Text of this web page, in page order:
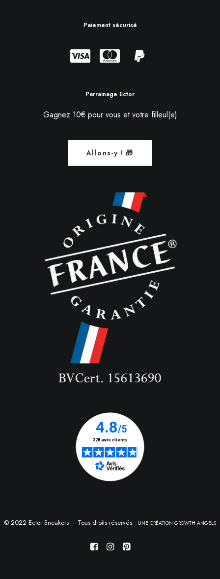
Paiement sécurisé
Parrainage Ector
Gagnez 10€ pour vous et votre filleul(e)
Allons-y ! 🎁
© 2022 Ector Sneakers – Tous droits réservés • UNE CRÉATION GROWTH ANGELS